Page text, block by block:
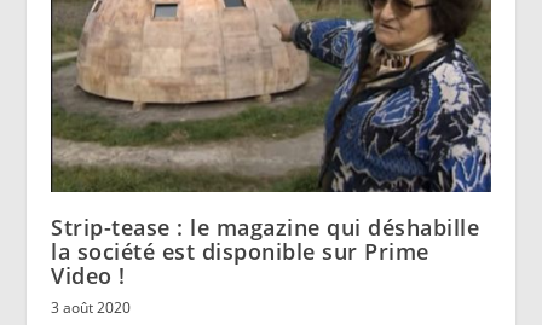
Strip-tease : le magazine qui déshabille
la société est disponible sur Prime
Video !
3 août 2020